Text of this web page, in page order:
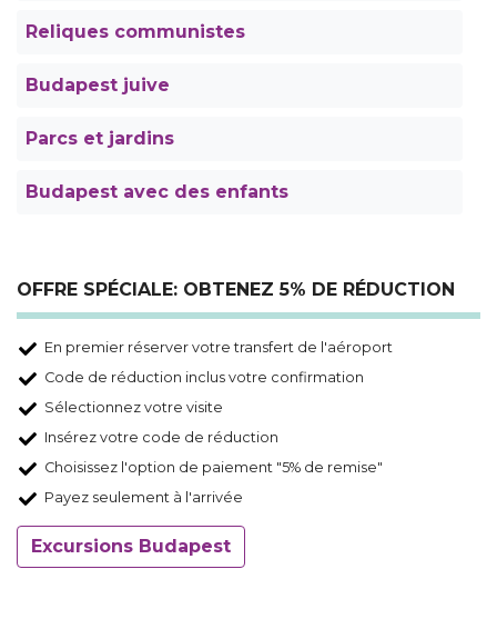
Reliques communistes
Budapest juive
Parcs et jardins
Budapest avec des enfants
OFFRE SPÉCIALE: OBTENEZ 5% DE RÉDUCTION
En premier réserver votre transfert de l'aéroport
Code de réduction inclus votre confirmation
Sélectionnez votre visite
Insérez votre code de réduction
Choisissez l'option de paiement "5% de remise"
Payez seulement à l'arrivée
Excursions Budapest